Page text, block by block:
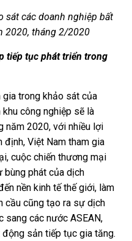
sát các doanh nghiệp bất
2020, tháng 2/2020
tiếp tục phát triển trong
gia trong khảo sát của
công nghiệp sẽ là
năm 2020, với nhiều lợi
định, Việt Nam tham gia
cuộc chiến thương mại
bùng phát của dịch
nền kinh tế thế giới, làm
cầu cũng tạo ra sự dịch
sang các nước ASEAN,
sản tiếp tục gia tăng.